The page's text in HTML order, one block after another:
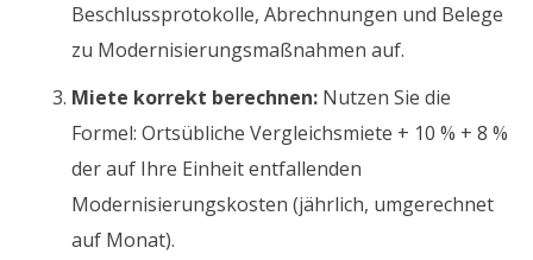
Beschlussprotokolle, Abrechnungen und Belege
zu Modernisierungsmaßnahmen auf.
Miete korrekt berechnen: Nutzen Sie die
Formel: Ortsübliche Vergleichsmiete + 10 % + 8 %
der auf Ihre Einheit entfallenden
Modernisierungskosten (jährlich, umgerechnet
auf Monat).